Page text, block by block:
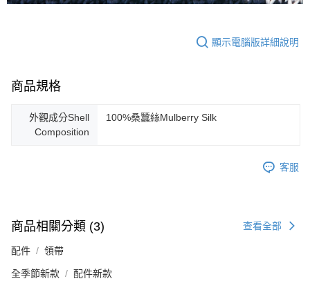
顯示電腦版詳細說明
商品規格
外觀成分Shell
Composition
100%桑蠶絲Mulberry Silk
客服
商品相關分類 (3) 查看全部
配件 領帶
全季節新款 配件新款